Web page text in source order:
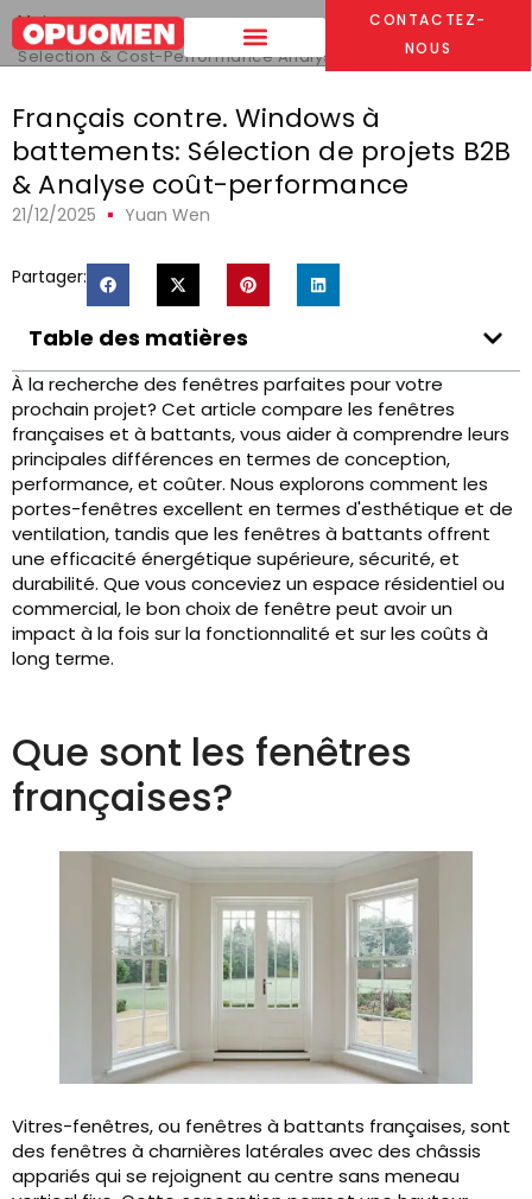
CONTACTEZ-
NOUS
Maison >
Français contre. Windows à battements: B2B Project
Selection & Cost-Performance Analysis
Français contre. Windows à
battements: Sélection de projets B2B
& Analyse coût-performance
21/12/2025 Yuan Wen
Partager:
Table des matières
À la recherche des fenêtres parfaites pour votre
prochain projet? Cet article compare les fenêtres
françaises et à battants, vous aider à comprendre leurs
principales différences en termes de conception,
performance, et coûter. Nous explorons comment les
portes-fenêtres excellent en termes d'esthétique et de
ventilation, tandis que les fenêtres à battants offrent
une efficacité énergétique supérieure, sécurité, et
durabilité. Que vous conceviez un espace résidentiel ou
commercial, le bon choix de fenêtre peut avoir un
impact à la fois sur la fonctionnalité et sur les coûts à
long terme.
Que sont les fenêtres
françaises?
Vitres-fenêtres, ou fenêtres à battants françaises, sont
des fenêtres à charnières latérales avec des châssis
appariés qui se rejoignent au centre sans meneau